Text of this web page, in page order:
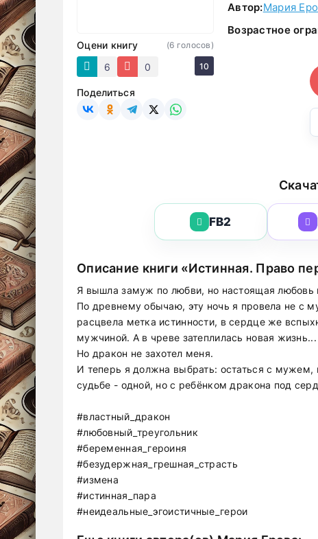
Оцени книгу
6
0
(6 голосов)
10
Поделиться
Автор:Мария
Возрастное
FB2
Описание книги «Истинная. Право
Я вышла замуж по любви, но настоящая любовь
По древнему обычаю, эту ночь я провела не с
расцвела метка истинности, в сердце же
мужчиной. А в чреве затеплилась новая жизнь...
Но дракон не захотел меня.
И теперь я должна выбрать: остаться с мужем,
судьбе - одной, но с ребёнком дракона под
#властный_дракон
#любовный_треугольник
#беременная_героиня
#безудержная_грешная_страсть
#измена
#истинная_пара
#неидеальные_эгоистичные_герои